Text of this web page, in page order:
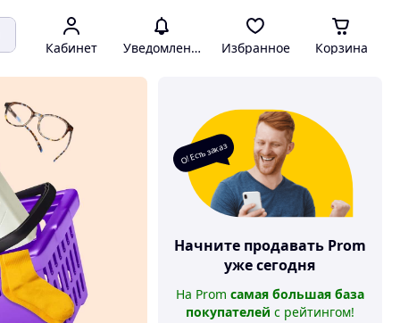
Кабинет Уведомления Избранное Корзина
О! Есть заказ
Начните продавать Prom
уже сегодня
На Prom самая большая база
покупателей с рейтингом!